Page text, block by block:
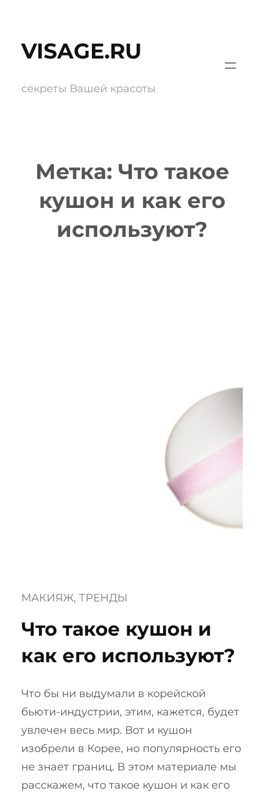
содержимому
VISAGE.RU
секреты Вашей красоты
Метка: Что такое
кушон и как его
используют?
МАКИЯЖ, ТРЕНДЫ
Что такое кушон и
как его используют?
Что бы ни выдумали в корейской
бьюти-индустрии, этим, кажется, будет
увлечен весь мир. Вот и кушон
изобрели в Корее, но популярность его
не знает границ. В этом материале мы
расскажем, что такое кушон и как его